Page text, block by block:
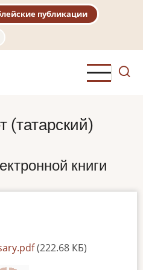
публикации
(татарский)
книги
(222.68 КБ)